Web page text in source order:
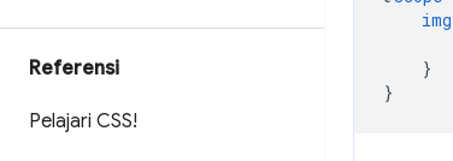
Referensi
Pelajari CSS!
img
}
}